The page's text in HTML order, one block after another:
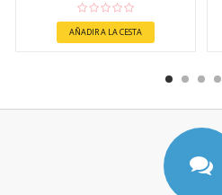
AÑADIR A LA CESTA